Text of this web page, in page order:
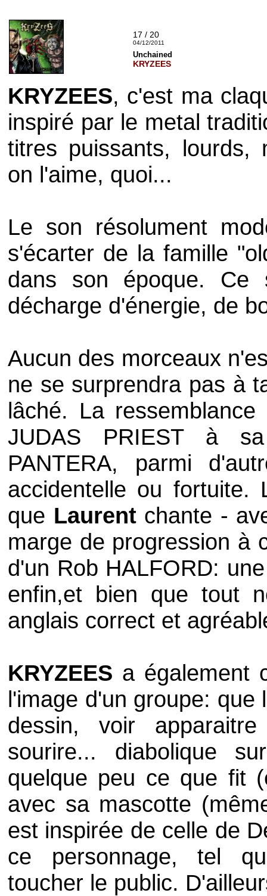
17 / 20
04/12/2011
Unchained
KRYZEES
KRYZEES, c'est ma
inspiré par le metal
titres puissants, lourds,
on l'aime, quoi...
Le son résolument
s'écarter de la famille "
dans son époque. Ce
décharge d'énergie, de
Aucun des morceaux
ne se surprendra pas à
lâché. La
JUDAS PRIEST à
PANTERA, parmi
accidentelle ou fortuite.
que Laurent chante -
marge de progression à
d'un Rob HALFORD:
enfin,et bien que tout
anglais correct et
KRYZEES a également
l'image d'un groupe: que
dessin, voir
sourire... diabolique
quelque peu ce que fit
avec sa mascotte
est inspirée de celle de
ce personnage, tel
toucher le public.